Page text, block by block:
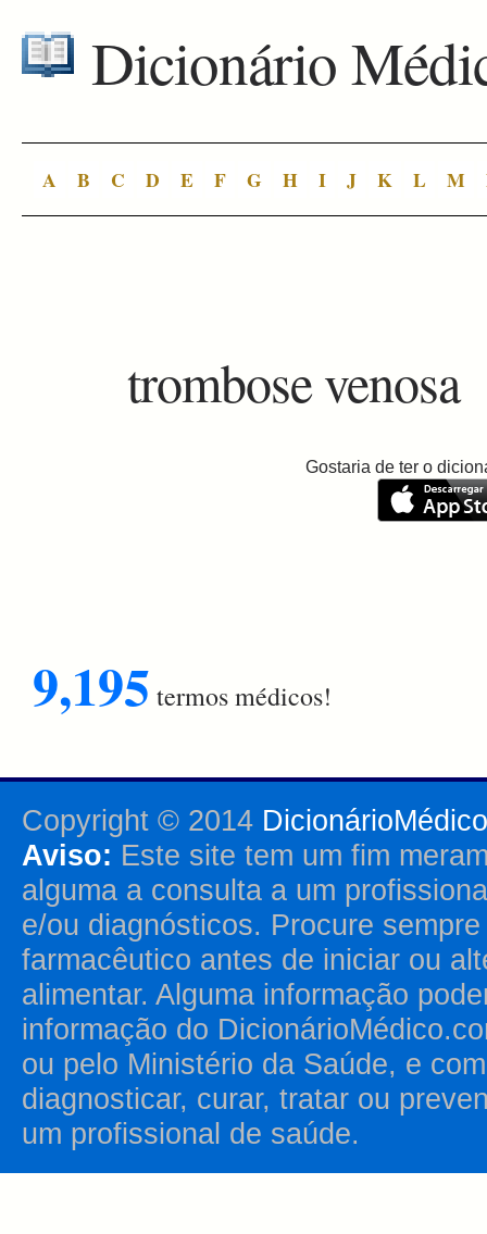
Dicionário
A B C D E F G H I J K L M
trombose venosa
Gostaria de ter o
9,195 termos médicos!
Copyright © 2014
Aviso: Este site tem um fim
alguma a consulta a um
e/ou diagnósticos. Procure
farmacêutico antes de iniciar ou
alimentar. Alguma informação
informação do
ou pelo Ministério da Saúde, e
diagnosticar, curar, tratar ou
um profissional de saúde.